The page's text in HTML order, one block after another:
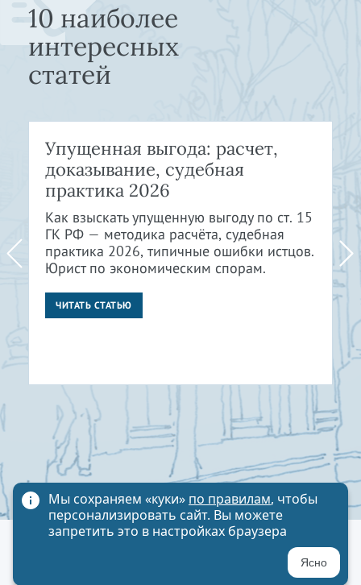
10 наиболее
интересных
статей
Упущенная выгода: расчет,
доказывание, судебная
практика 2026
Как взыскать упущенную выгоду по ст. 15
ГК РФ — методика расчёта, судебная
практика 2026, типичные ошибки истцов.
Юрист по экономическим спорам.
ЧИТАТЬ СТАТЬЮ
Политика обработки персональных данных
Мы сохраняем «куки» по правилам, чтобы
персонализировать сайт. Вы можете
запретить это в настройках браузера
Ясно